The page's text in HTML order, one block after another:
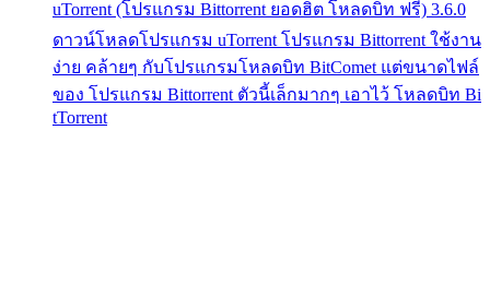
uTorrent (โปรแกรม Bittorrent ยอดฮิต โหลดบิท ฟรี) 3.6.0
ดาวน์โหลดโปรแกรม uTorrent โปรแกรม Bittorrent ใช้งาน
ง่าย คล้ายๆ กับโปรแกรมโหลดบิท BitComet แต่ขนาดไฟล์
ของ โปรแกรม Bittorrent ตัวนี้เล็กมากๆ เอาไว้ โหลดบิท Bi
tTorrent